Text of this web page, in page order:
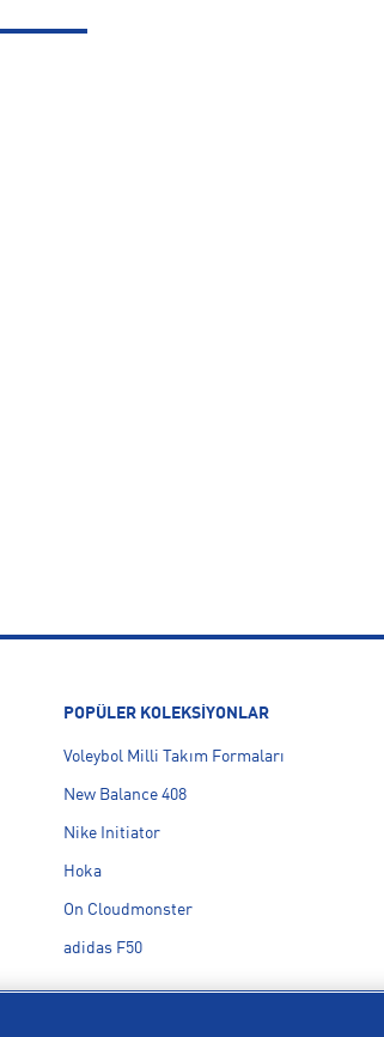
POPÜLER KOLEKSİYONLAR
Voleybol Milli Takım Formaları
New Balance 408
Nike Initiator
Hoka
On Cloudmonster
adidas F50